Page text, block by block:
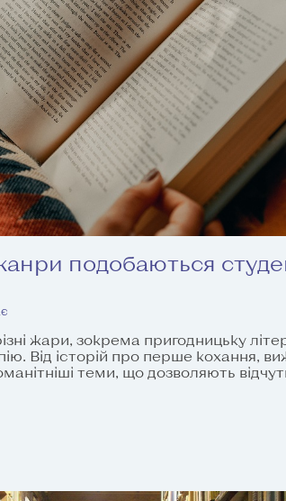
подобаються
жари, зокрема пригодницьку
Від історій про перше кохання,
теми, що дозволяють